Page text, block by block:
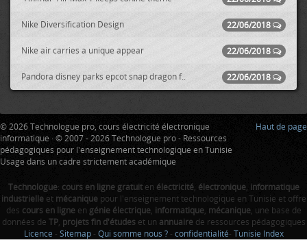
22/06/2018
Nike Diversification Design
22/06/2018
Nike air carries a unique appear
22/06/2018
Pandora disney parks epcot snap dragon f..
Haut de page
© 2026 Technologue pro, cours électricité électronique
informatique · © 2007 - 2026 Technologue pro - Ressources
pédagogiques pour l'enseignement technologique en Tunisie
Usage dans un cadre strictement académique
Technologue: cours en ligne gratuiten électricité, électronique, informatique
industrielleet mécaniquepour l'enseignement technologique en Tunisie et offre
des cours en ligneen génie électrique, informatique, mécanique, une base de
données de TP, projets fin d'étudeset un annuairede ressources pédagogiques
Licence - Sitemap - Qui somme nous ? - confidentialité- Tunisie Index